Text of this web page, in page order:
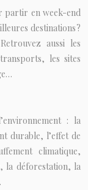
partir en week-end
destinations ?
aussi les
les sites
: la
durable, l’effet de
climatique,
la déforestation, la